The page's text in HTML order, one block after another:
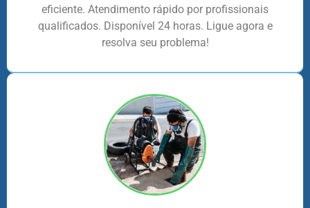
eficiente. Atendimento rápido por profissionais
qualificados. Disponível 24 horas. Ligue agora e
resolva seu problema!